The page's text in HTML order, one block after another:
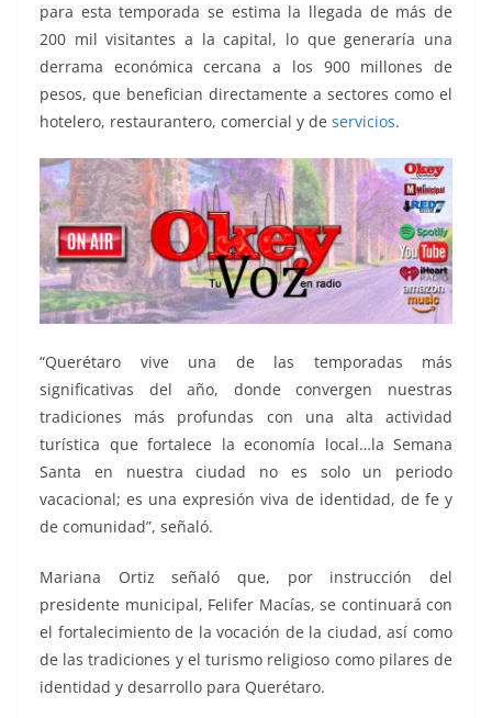
para esta temporada se estima la llegada de más de
200 mil visitantes a la capital, lo que generaría una
derrama económica cercana a los 900 millones de
pesos, que benefician directamente a sectores como el
hotelero, restaurantero, comercial y de servicios.
“Querétaro vive una de las temporadas más
significativas del año, donde convergen nuestras
tradiciones más profundas con una alta actividad
turística que fortalece la economía local…la Semana
Santa en nuestra ciudad no es solo un periodo
vacacional; es una expresión viva de identidad, de fe y
de comunidad”, señaló.
Mariana Ortiz señaló que, por instrucción del
presidente municipal, Felifer Macías, se continuará con
el fortalecimiento de la vocación de la ciudad, así como
de las tradiciones y el turismo religioso como pilares de
identidad y desarrollo para Querétaro.